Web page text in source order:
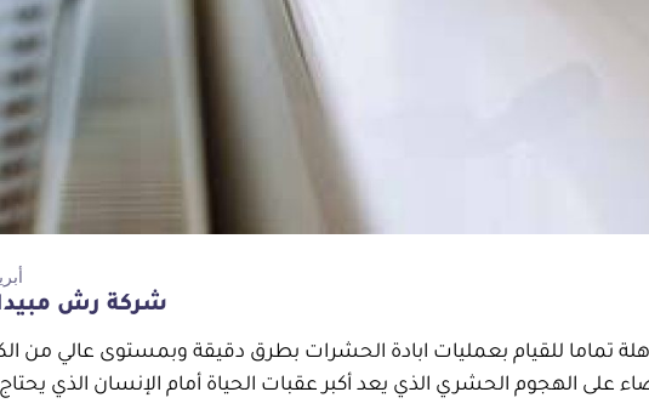
أبريل
شركة رش مبيدات
تماما للقيام بعمليات ابادة الحشرات بطرق دقيقة وبمستوى عالي من
على الهجوم الحشري الذي يعد أكبر عقبات الحياة أمام الإنسان الذي